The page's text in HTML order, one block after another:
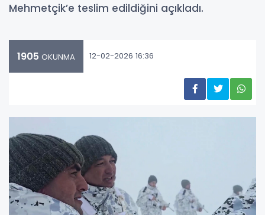
Mehmetçik’e teslim edildiğini açıkladı.
1905 OKUNMA 12-02-2026 16:36